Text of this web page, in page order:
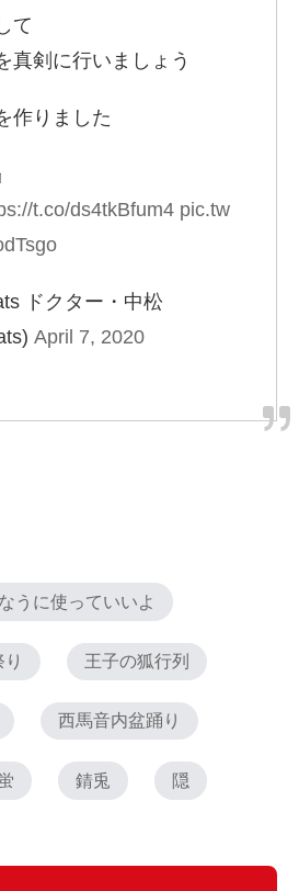
て
真剣に行いましょう
作りました
t.co/ds4tkBfum4 pic.tw
ドクター・中松
April 7, 2020
うに使っていいよ
王子の狐行列
西馬音内盆踊り
錆兎 隠